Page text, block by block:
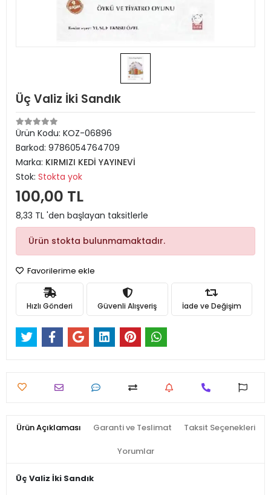
Üç Valiz İki Sandık
Ürün Kodu: KOZ-06896
Barkod: 9786054764709
Marka: KIRMIZI KEDİ YAYINEVİ
Stok: Stokta yok
100,00 TL
8,33 TL 'den başlayan taksitlerle
Ürün stokta bulunmamaktadır.
Favorilerime ekle
Hızlı Gönderi Güvenli Alışveriş İade ve Değişim
Ürün Açıklaması Garanti ve Teslimat Taksit Seçenekleri
Yorumlar
Üç Valiz İki Sandık